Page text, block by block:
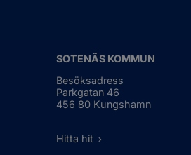
SOTENÄS KOMMUN
Besöksadress
Parkgatan 46
456 80 Kungshamn
Hitta hit